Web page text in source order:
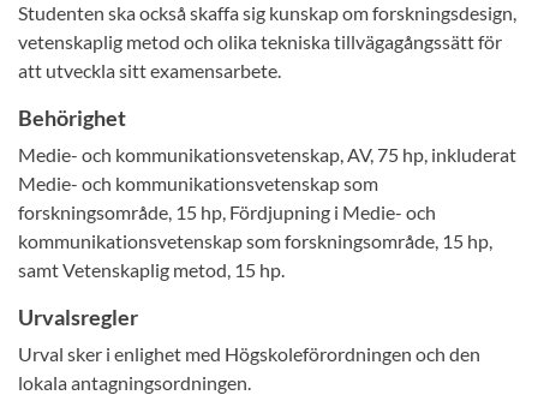
Studenten ska också skaffa sig kunskap om forskningsdesign,
vetenskaplig metod och olika tekniska tillvägagångssätt för
att utveckla sitt examensarbete.
Behörighet
Medie- och kommunikationsvetenskap, AV, 75 hp, inkluderat
Medie- och kommunikationsvetenskap som
forskningsområde, 15 hp, Fördjupning i Medie- och
kommunikationsvetenskap som forskningsområde, 15 hp,
samt Vetenskaplig metod, 15 hp.
Urvalsregler
Urval sker i enlighet med Högskoleförordningen och den
lokala antagningsordningen.